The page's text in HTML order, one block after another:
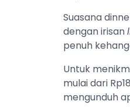
Suasana
dengan irisan
penuh
Untuk
mulai dari
mengunduh